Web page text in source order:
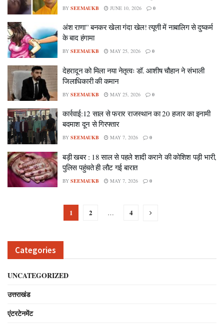
BY SEEMAUKB JUNE 10, 2026 0
अंश राणा” बनकर खेला गंदा खेल! त्यूणी में नाबालिग से दुष्कर्म
के बाद हंगामा
BY SEEMAUKB MAY 25, 2026 0
देहरादून को मिला नया नेतृत्वः डॉ. आशीष चौहान ने संभाली
जिलाधिकारी की कमान
BY SEEMAUKB MAY 25, 2026 0
कार्रवाई:12 साल से फरार राजस्थान का 20 हजार का इनामी
बदमाश दून से गिरफ्तार
BY SEEMAUKB MAY 7, 2026 0
बड़ी खबर : 18 साल से पहले शादी कराने की कोशिश पड़ी भारी,
पुलिस पहुंचते ही लौट गई बारात
BY SEEMAUKB MAY 7, 2026 0
1 2 … 4
Categories
UNCATEGORIZED
उत्तराखंड
एंटरटेनमेंट